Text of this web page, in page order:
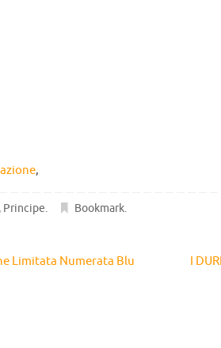
,
, Principe. Bookmark.
Limitata Numerata Blu
I